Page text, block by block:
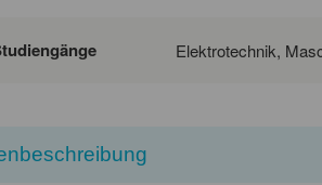
Elektrotechnik,